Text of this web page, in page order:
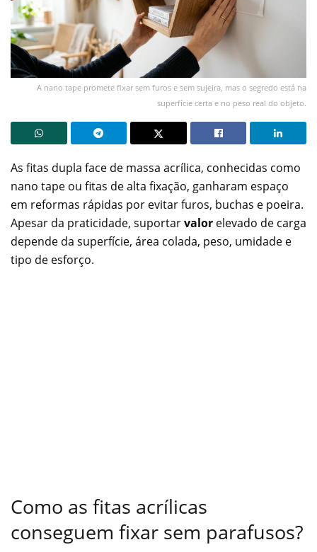
A nano tape promete fixar sem furos e sem sujeira, mas o segredo está na
superfície certa e no peso real do objeto.
As fitas dupla face de massa acrílica, conhecidas como
nano tape ou fitas de alta fixação, ganharam espaço
em reformas rápidas por evitar furos, buchas e poeira.
Apesar da praticidade, suportarvalor elevado de carga
depende da superfície, área colada, peso, umidade e
tipo de esforço.
Como as fitas acrílicas
conseguem fixar sem parafusos?